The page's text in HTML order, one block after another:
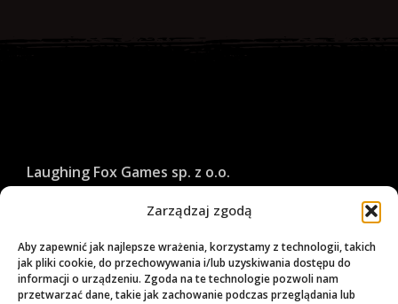
Zarządzaj zgodą
Aby zapewnić jak najlepsze wrażenia, korzystamy z technologii, takich
jak pliki cookie, do przechowywania i/lub uzyskiwania dostępu do
informacji o urządzeniu. Zgoda na te technologie pozwoli nam
przetwarzać dane, takie jak zachowanie podczas przeglądania lub
Laughing Fox Games sp. z o.o.
81-391, Gdynia, Poland
VAT ID: PL5862390970